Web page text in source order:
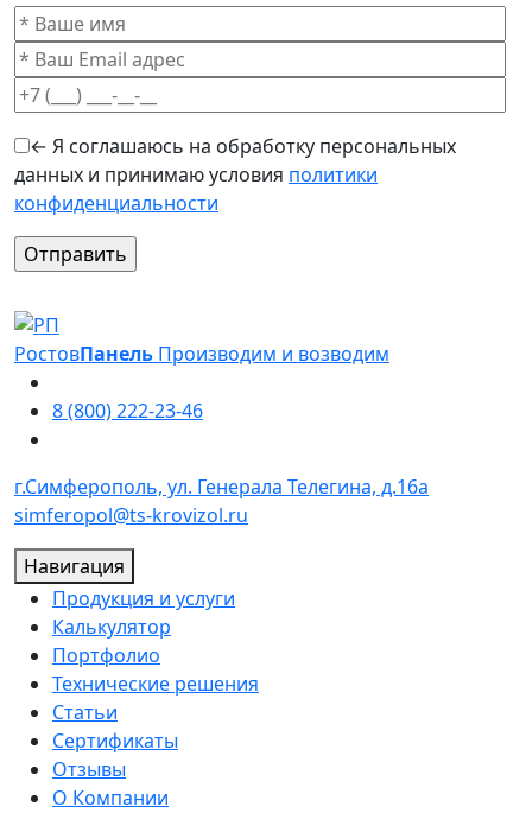
← Я соглашаюсь на обработку персональных
данных и принимаю условия политики
конфиденциальности
Оставьте это поле пустым.
РостовПанель Производим и возводим
8 (800) 222-23-46
г.Симферополь, ул. Генерала Телегина, д.16а
simferopol@ts-krovizol.ru
Навигация
Продукция и услуги
Калькулятор
Портфолио
Технические решения
Статьи
Сертификаты
Отзывы
О Компании